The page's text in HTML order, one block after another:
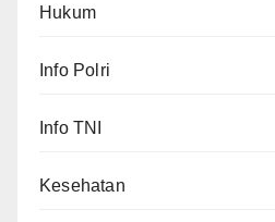
Hukum
Info Polri
Info TNI
Kesehatan